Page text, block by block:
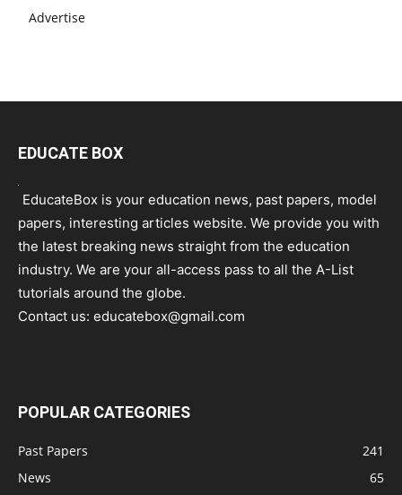
Advertise
EDUCATE BOX
EducateBox is your education news, past papers, model
papers, interesting articles website. We provide you with
the latest breaking news straight from the education
industry. We are your all-access pass to all the A-List
tutorials around the globe.
Contact us: educatebox@gmail.com
POPULAR CATEGORIES
Past Papers
241
News
65